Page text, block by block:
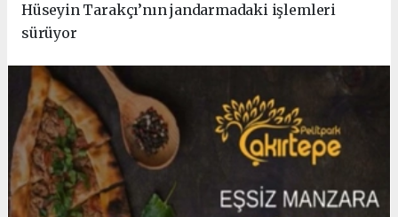
Hüseyin Tarakçı’nın jandarmadaki işlemleri
sürüyor